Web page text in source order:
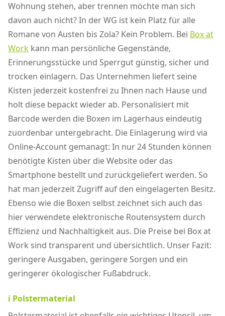
Wohnung stehen, aber trennen möchte man sich
davon auch nicht? In der WG ist kein Platz für alle
Romane von Austen bis Zola? Kein Problem. Bei Box at
Work kann man persönliche Gegenstände,
Erinnerungsstücke und Sperrgut günstig, sicher und
trocken einlagern. Das Unternehmen liefert seine
Kisten jederzeit kostenfrei zu Ihnen nach Hause und
holt diese bepackt wieder ab. Personalisiert mit
Barcode werden die Boxen im Lagerhaus eindeutig
zuordenbar untergebracht. Die Einlagerung wird via
Online-Account gemanagt: In nur 24 Stunden können
benötigte Kisten über die Website oder das
Smartphone bestellt und zurückgeliefert werden. So
hat man jederzeit Zugriff auf den eingelagerten Besitz.
Ebenso wie die Boxen selbst zeichnet sich auch das
hier verwendete elektronische Routensystem durch
Effizienz und Nachhaltigkeit aus. Die Preise bei Box at
Work sind transparent und übersichtlich. Unser Fazit:
geringere Ausgaben, geringere Sorgen und ein
geringerer ökologischer Fußabdruck.
ℹ️ Polstermaterial